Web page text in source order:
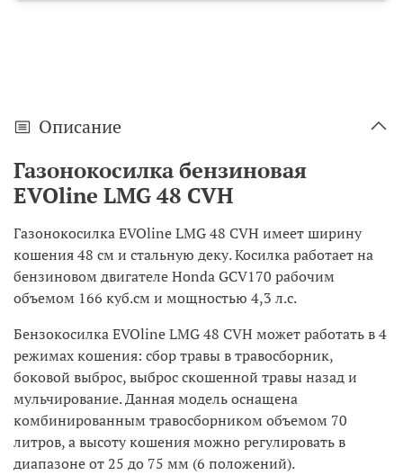
Описание
Газонокосилка бензиновая
EVOline LMG 48 CVH
Газонокосилка EVOline LMG 48 CVH имеет ширину
кошения 48 см и стальную деку. Косилка работает на
бензиновом двигателе Honda GCV170 рабочим
объемом 166 куб.см и мощностью 4,3 л.с.
Бензокосилка EVOline LMG 48 CVH может работать в 4
режимах кошения: сбор травы в травосборник,
боковой выброс, выброс скошенной травы назад и
мульчирование. Данная модель оснащена
комбинированным травосборником объемом 70
литров, а высоту кошения можно регулировать в
диапазоне от 25 до 75 мм (6 положений).